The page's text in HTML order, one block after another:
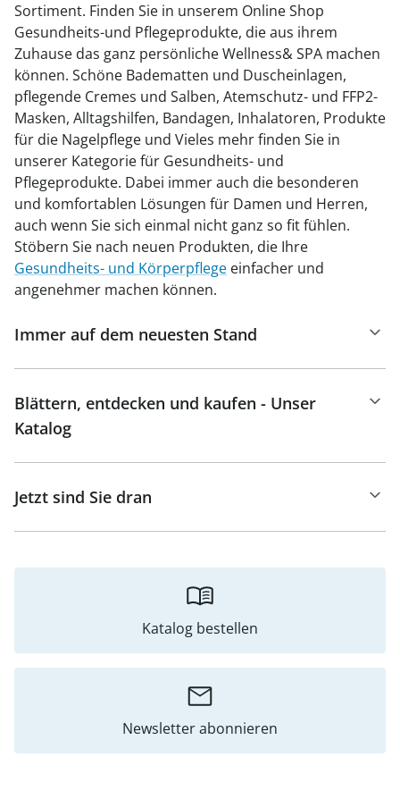
Sortiment. Finden Sie in unserem Online Shop
Gesundheits-und Pflegeprodukte, die aus ihrem
Zuhause das ganz persönliche Wellness& SPA machen
können. Schöne Badematten und Duscheinlagen,
pflegende Cremes und Salben, Atemschutz- und FFP2-
Masken, Alltagshilfen, Bandagen, Inhalatoren, Produkte
für die Nagelpflege und Vieles mehr finden Sie in
unserer Kategorie für Gesundheits- und
Pflegeprodukte. Dabei immer auch die besonderen
und komfortablen Lösungen für Damen und Herren,
auch wenn Sie sich einmal nicht ganz so fit fühlen.
Stöbern Sie nach neuen Produkten, die Ihre
Gesundheits- und Körperpflege einfacher und
angenehmer machen können.
Immer auf dem neuesten Stand
Blättern, entdecken und kaufen - Unser
Katalog
Jetzt sind Sie dran
Katalog bestellen
Newsletter abonnieren